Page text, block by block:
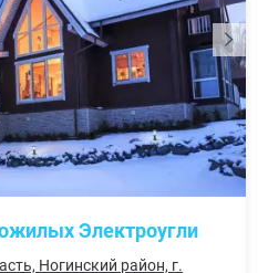
Электроугли
Ногинский район, г.